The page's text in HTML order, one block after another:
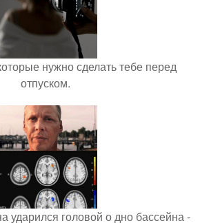
нужно сделать тебе перед
отпуском.
ударился головой о дно бассейна -